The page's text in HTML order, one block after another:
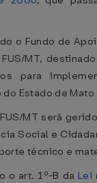
o Fundo de
MT,
para
Estado de
MT será
Social e
técnico e
o art. 1º-B da Lei